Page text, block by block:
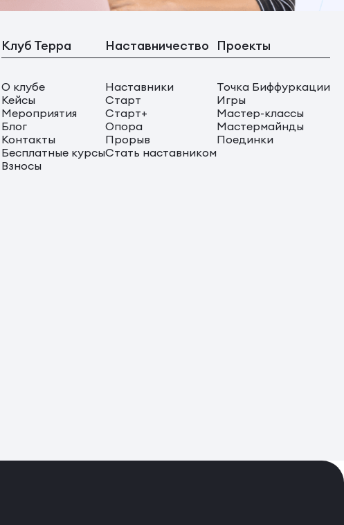
Клуб Терра
О клубе
Кейсы
Мероприятия
Блог
Контакты
Бесплатные курсы
Взносы
Наставничество
Наставники
Старт
Старт+
Опора
Прорыв
Стать наставником
Проекты
Точка Биффуркации
Игры
Мастер-классы
Мастермайнды
Поединки